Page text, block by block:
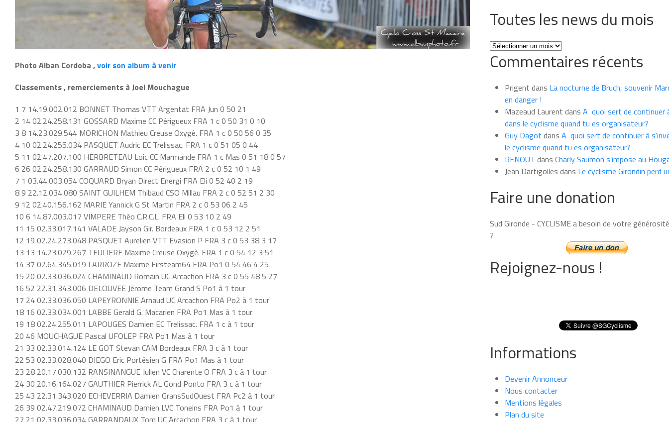
Photo Alban Cordoba ,voir son album à venir
Classements , remerciements à Joel Mouchague
1 7 14.19.002.012 BONNET Thomas VTT Argentat FRA Jun 0 50 21
2 14 02.24.258.131 GOSSARD Maxime CC Périgueux FRA 1 c 0 50 31 0 10
3 8 14.23.029.544 MORICHON Mathieu Creuse Oxygè. FRA 1 c 0 50 56 0 35
4 10 02.24.255.034 PASQUET Audric EC Trelissac. FRA 1 c 0 51 05 0 44
5 11 02.47.207.100 HERBRETEAU Loic CC Marmande FRA 1 c Mas 0 51 18 0 57
6 26 02.24.258.130 GARRAUD Simon CC Périgueux FRA 2 c 0 52 10 1 49
7 1 03.44.003.054 COQUARD Bryan Direct Energi FRA Eli 0 52 40 2 19
8 9 22.12.034.080 SAINT GUILHEM Thibaud CSO Millau FRA 2 c 0 52 51 2 30
9 12 02.40.156.162 MARIE Yannick G St Martin FRA 2 c 0 53 06 2 45
10 6 14.87.003.017 VIMPERE Théo C.R.C.L. FRA Eli 0 53 10 2 49
11 15 02.33.017.141 VALADE Jayson Gir. Bordeaux FRA 1 c 0 53 12 2 51
12 19 02.24.273.048 PASQUET Aurelien VTT Evasion P FRA 3 c 0 53 38 3 17
13 13 14.23.029.267 TEULIERE Maxime Creuse Oxygè. FRA 1 c 0 54 12 3 51
14 37 02.64.345.019 LARROZE Maxime Firsteam64 FRA Po1 0 54 46 4 25
15 20 02.33.036.024 CHAMINAUD Romain UC Arcachon FRA 3 c 0 55 48 5 27
16 52 22.31.343.006 DELOUVEE Jérome Team Grand S Po1 à 1 tour
17 24 02.33.036.050 LAPEYRONNIE Arnaud UC Arcachon FRA Po2 à 1 tour
18 16 02.33.034.001 LABBE Gerald G. Macarien FRA Po1 Mas à 1 tour
19 18 02.24.255.011 LAPOUGES Damien EC Trelissac. FRA 1 c à 1 tour
20 46 MOUCHAGUE Pascal UFOLEP FRA Po1 Mas à 1 tour
21 33 02.33.014.124 LE GOT Stevan CAM Bordeaux FRA 3 c à 1 tour
22 53 02.33.028.040 DIEGO Eric Portésien G FRA Po1 Mas à 1 tour
23 28 20.17.030.132 RANSINANGUE Julien VC Charente O FRA 3 c à 1 tour
24 30 20.16.164.027 GAUTHIER Pierrick AL Gond Ponto FRA 3 c à 1 tour
25 43 22.31.343.020 ECHEVERRIA Damien GransSudOuest FRA Pc2 à 1 tour
26 39 02.47.219.072 CHAMINAUD Damien LVC Toneins FRA Po1 à 1 tour
Toutes les news du mois
Toutes
les
news
mois
Commentaires récents
Prigent dans La nocturne de Bruch, souvenir
en danger !
Mazeaud Laurent dans A quoi sert de continuer
dans le cyclisme quand tu es organisateur?
Guy Dagot dans A quoi sert de continuer à
le cyclisme quand tu es organisateur?
RENOUT dans Charly Saumon s’impose au
Jean Dartigolles dans Le cyclisme Girondin perd
Faire une donation
Sud Gironde - CYCLISME a besoin de votre
?
Rejoignez-nous !
Informations
Devenir Annonceur
Nous contacter
Mentions légales
Plan du site